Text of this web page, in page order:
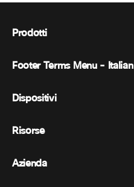
Prodotti
Webex Suite
Messaggistica
Eventi
Footer Terms Menu - Italian
Termini e condizioni
Marchi
Dispositivi
Dispositivi della stanza
Risorse
Prezzi
Azienda